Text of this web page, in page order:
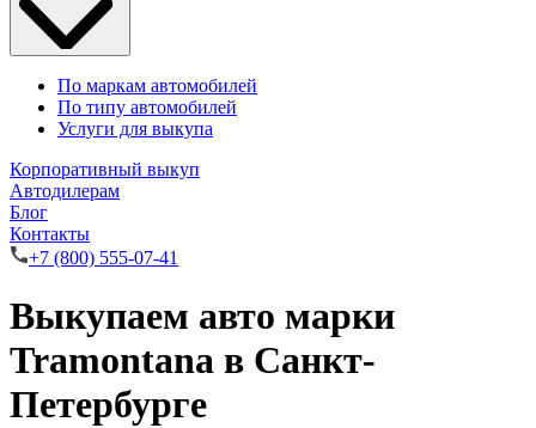
По маркам автомобилей
По типу автомобилей
Услуги для выкупа
Корпоративный выкуп
Автодилерам
Блог
Контакты
+7 (800) 555-07-41
Выкупаем авто марки
Tramontana в Санкт-
Петербурге